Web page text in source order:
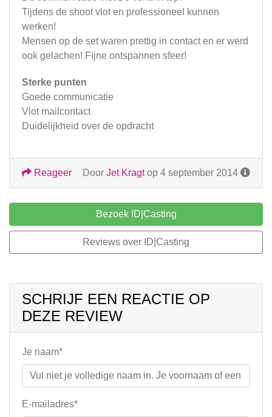
Tijdens de shoot vlot en professioneel kunnen
werken!
Mensen op de set waren prettig in contact en er werd
ook gelachen! Fijne ontspannen sfeer!
Sterke punten
Goede communicatie
Vlot mailcontact
Duidelijkheid over de opdracht
Door Jet Kragtop 4 september 2014
Reageer
Bezoek ID|Casting
Reviews over ID|Casting
SCHRIJF EEN REACTIE OP
DEZE REVIEW
Je naam*
E-mailadres*